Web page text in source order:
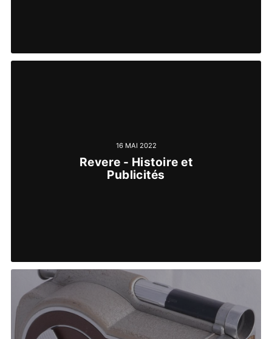
16 MAI 2022
Revere - Histoire et
Publicités